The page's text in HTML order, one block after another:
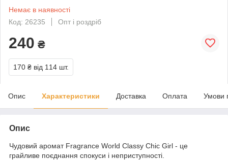
Немає в наявності
Код: 26235
Опт і роздріб
240 ₴
170 ₴ від 114 шт.
Опис Характеристики Доставка Оплата Умови
Опис
Чудовий аромат Fragrance World Classy Chic Girl - це
грайливе поєднання спокуси і неприступності.